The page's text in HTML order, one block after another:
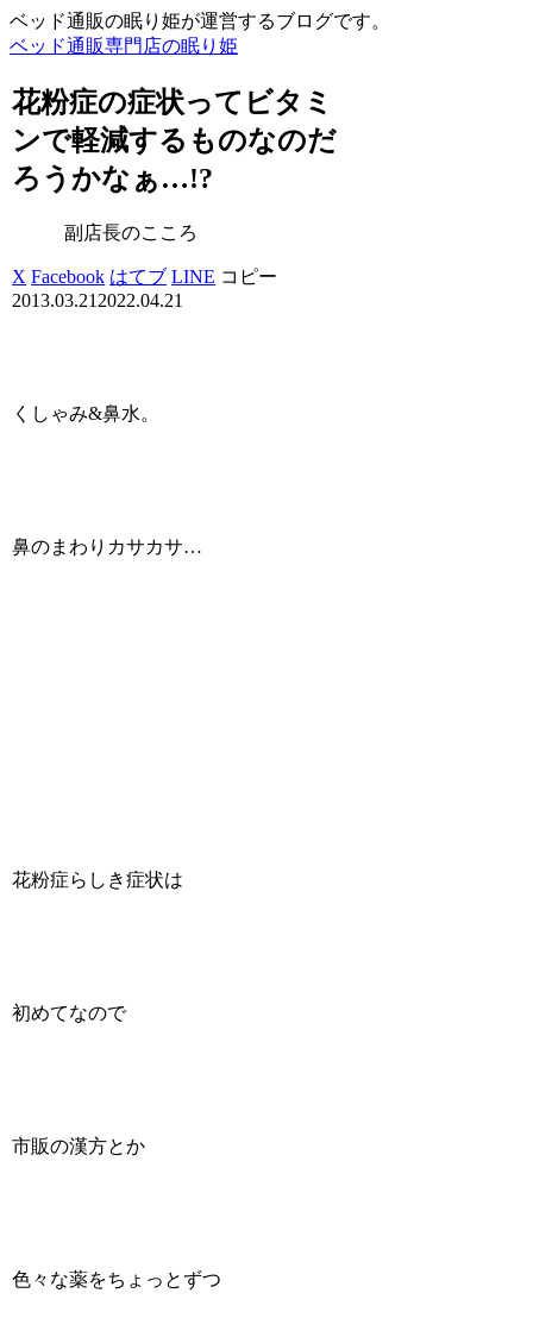
ベッド通販の眠り姫が運営するブログです。
ベッド通販専門店の眠り姫
花粉症の症状ってビタミ
ンで軽減するものなのだ
ろうかなぁ…!?
副店長のこころ
X Facebook はてブ LINE コピー
2013.03.21 2022.04.21
くしゃみ&鼻水。
鼻のまわりカサカサ…
花粉症らしき症状は
初めてなので
市販の漢方とか
色々な薬をちょっとずつ